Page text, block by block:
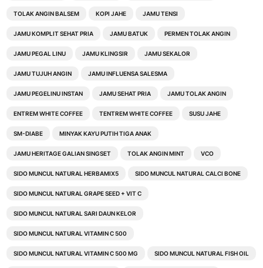
TOLAK ANGIN BALSEM KOPI JAHE JAMU TENSI
JAMU KOMPLIT SEHAT PRIA JAMU BATUK PERMEN TOLAK ANGIN
JAMU PEGAL LINU JAMU KLINGSIR JAMU SEKALOR
JAMU TUJUH ANGIN JAMU INFLUENSA SALESMA
JAMU PEGELINU INSTAN JAMU SEHAT PRIA JAMU TOLAK ANGIN
ENTREM WHITE COFFEE TENTREM WHITE COFFEE SUSU JAHE
SM-DIABE MINYAK KAYU PUTIH TIGA ANAK
JAMU HERITAGE GALIAN SINGSET TOLAK ANGIN MINT VCO
SIDO MUNCUL NATURAL HERBAMIX5 SIDO MUNCUL NATURAL CALCI BONE
SIDO MUNCUL NATURAL GRAPE SEED + VIT C
SIDO MUNCUL NATURAL SARI DAUN KELOR
SIDO MUNCUL NATURAL VITAMIN C 500
SIDO MUNCUL NATURAL VITAMIN C 500 MG SIDO MUNCUL NATURAL FISH OIL